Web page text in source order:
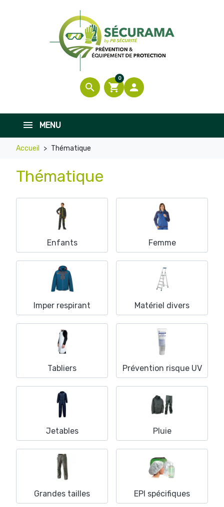
search shopping_cart
0

MENU
Accueil Thématique
Thématique
Enfants Femme
Imper respirant Matériel divers
Tabliers Prévention risque UV
Jetables Pluie
Grandes tailles EPI spécifiques